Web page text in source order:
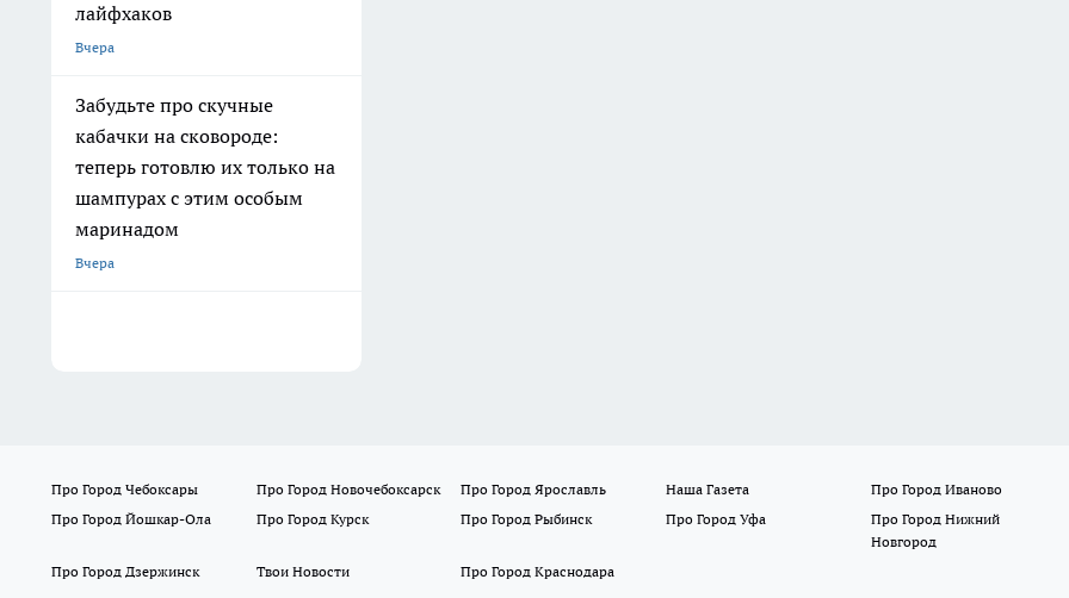
лайфхаков
Вчера
Забудьте про скучные
кабачки на сковороде:
теперь готовлю их только на
шампурах с этим особым
маринадом
Вчера
Про Город Чебоксары Про Город Новочебоксарск Про Город Ярославль Наша Газета
Про Город Иваново
Про Город Йошкар-Ола
Про Город Курск Про Город Рыбинск Про Город Уфа
Про Город Нижний
Новгород
Про Город Дзержинск
Твои Новости Про Город Краснодара